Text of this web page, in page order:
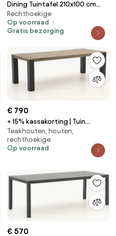
Dining Tuintafel 210x100 cm
Taupe Livo
Rechthoekige
Op voorraad
Gratis bezorging
€ 790
+ 15% kassakorting | Tuin
eettafel ROUGH | Rechthoekig |
Tuintafel Teakhout |
240x100cm | 6 personen | Kees
Teakhouten, houten,
rechthoekige
Op voorraad
€ 570